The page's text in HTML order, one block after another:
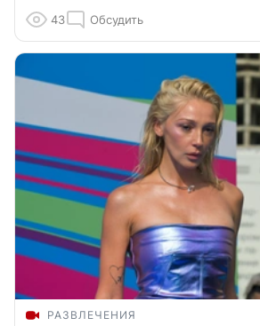
43 Обсудить
РАЗВЛЕЧЕНИЯ